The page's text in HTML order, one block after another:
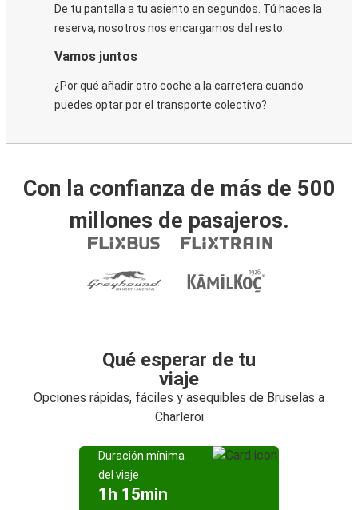
De tu pantalla a tu asiento en segundos. Tú haces la
reserva, nosotros nos encargamos del resto.
Vamos juntos
¿Por qué añadir otro coche a la carretera cuando
puedes optar por el transporte colectivo?
Con la confianza de más de 500
millones de pasajeros.
Qué esperar de tu
viaje
Opciones rápidas, fáciles y asequibles de Bruselas a
Charleroi
Duración mínima
del viaje
1h 15min